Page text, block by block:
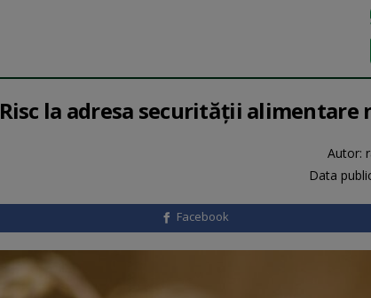
Risc la adresa securităţii
Autor:
Data
Facebook